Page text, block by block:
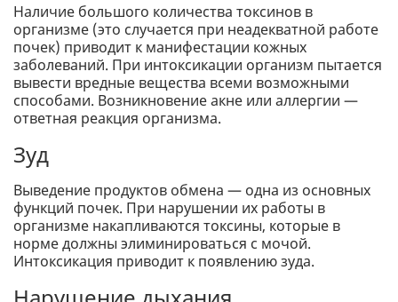
Наличие большого количества токсинов в
организме (это случается при неадекватной работе
почек) приводит к манифестации кожных
заболеваний. При интоксикации организм пытается
вывести вредные вещества всеми возможными
способами. Возникновение акне или аллергии —
ответная реакция организма.
Зуд
Выведение продуктов обмена — одна из основных
функций почек. При нарушении их работы в
организме накапливаются токсины, которые в
норме должны элиминироваться с мочой.
Интоксикация приводит к появлению зуда.